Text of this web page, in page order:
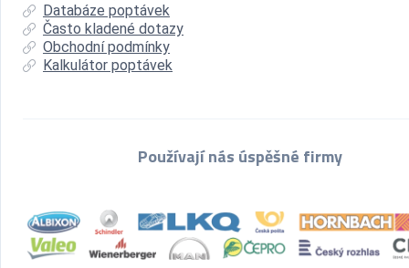
Databáze poptávek
Často kladené dotazy
Obchodní podmínky
Kalkulátor poptávek
Používají nás úspěšné firmy